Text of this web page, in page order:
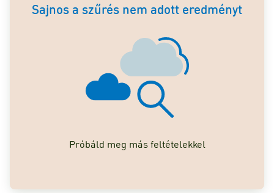
Sajnos a szűrés nem adott eredményt
Próbáld meg más feltételekkel